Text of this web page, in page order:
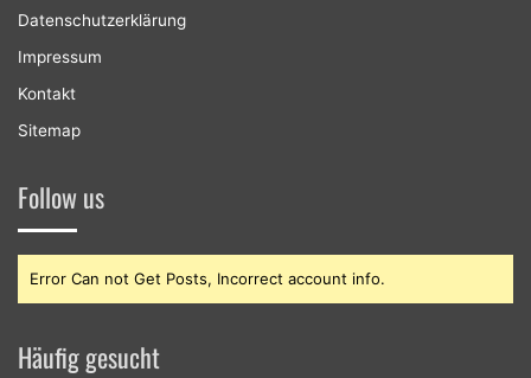
Datenschutzerklärung
Impressum
Kontakt
Sitemap
Follow us
Error Can not Get Posts, Incorrect account info.
Häufig gesucht